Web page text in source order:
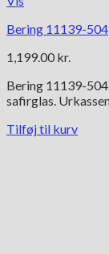
Bering 11139-504
1,199.00 kr.
Bering 11139-
safirglas.
Tilføj til kurv